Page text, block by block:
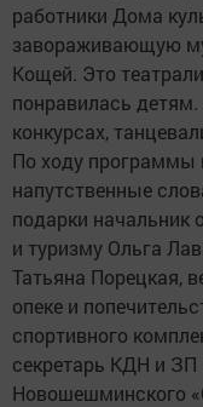
работники Дома
завораживающую
Кощей. Это
понравилась
конкурсах,
По ходу программы
напутственные
подарки начальник
и туризму Ольга
Татьяна Порецкая,
опеке и
спортивного
секретарь КДН и
Новошешминского